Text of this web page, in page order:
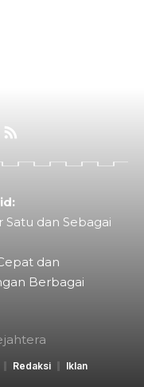
dan Sebagai
dan
Berbagai
Redaksi Iklan